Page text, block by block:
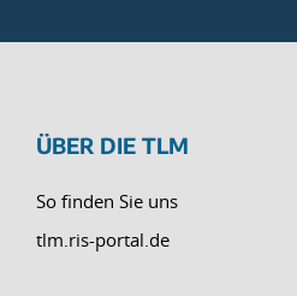
ÜBER DIE TLM
So finden Sie uns
tlm.ris-portal.de